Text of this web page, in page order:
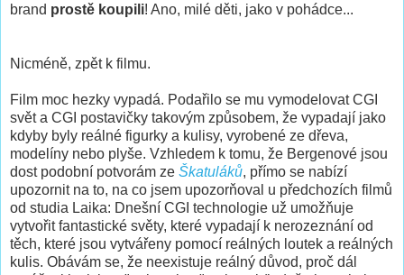
brand prostě koupili! Ano, milé děti, jako v pohádce...
Nicméně, zpět k filmu.
Film moc hezky vypadá. Podařilo se mu vymodelovat CGI
svět a CGI postavičky takovým způsobem, že vypadají jako
kdyby byly reálné figurky a kulisy, vyrobené ze dřeva,
modelíny nebo plyše. Vzhledem k tomu, že Bergenové jsou
dost podobní potvorám ze Škatuláků, přímo se nabízí
upozornit na to, na co jsem upozorňoval u předchozích filmů
od studia Laika: Dnešní CGI technologie už umožňuje
vytvořit fantastické světy, které vypadají k nerozeznání od
těch, které jsou vytvářeny pomocí reálných loutek a reálných
kulis. Obávám se, že neexistuje reálný důvod, proč dál